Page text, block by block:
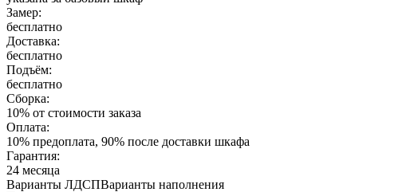
Замер:
бесплатно
Доставка:
бесплатно
Подъём:
бесплатно
Сборка:
10% от стоимости заказа
Оплата:
10% предоплата, 90% после доставки шкафа
Гарантия:
24 месяца
Варианты ЛДСПВарианты наполнения